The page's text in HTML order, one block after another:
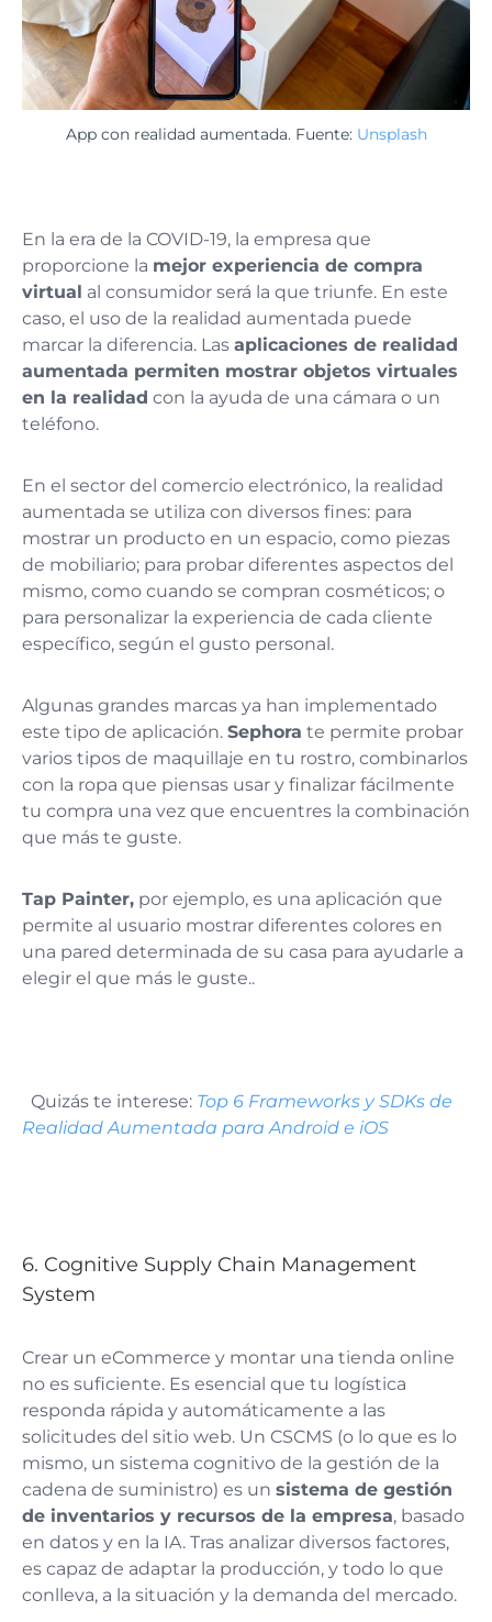
App con realidad aumentada. Fuente: Unsplash
En la era de la COVID-19, la empresa que
proporcione la mejor experiencia de compra
virtual al consumidor será la que triunfe. En este
caso, el uso de la realidad aumentada puede
marcar la diferencia. Las aplicaciones de realidad
aumentada permiten mostrar objetos virtuales
en la realidad con la ayuda de una cámara o un
teléfono.
En el sector del comercio electrónico, la realidad
aumentada se utiliza con diversos fines: para
mostrar un producto en un espacio, como piezas
de mobiliario; para probar diferentes aspectos del
mismo, como cuando se compran cosméticos; o
para personalizar la experiencia de cada cliente
específico, según el gusto personal.
Algunas grandes marcas ya han implementado
este tipo de aplicación. Sephora te permite probar
varios tipos de maquillaje en tu rostro, combinarlos
con la ropa que piensas usar y finalizar fácilmente
tu compra una vez que encuentres la combinación
que más te guste.
Tap Painter, por ejemplo, es una aplicación que
permite al usuario mostrar diferentes colores en
una pared determinada de su casa para ayudarle a
elegir el que más le guste..
Quizás te interese: Top 6 Frameworks y SDKs de
Realidad Aumentada para Android e iOS
6. Cognitive Supply Chain Management
System
Crear un eCommerce y montar una tienda online
no es suficiente. Es esencial que tu logística
responda rápida y automáticamente a las
solicitudes del sitio web. Un CSCMS (o lo que es lo
mismo, un sistema cognitivo de la gestión de la
cadena de suministro) es un sistema de gestión
de inventarios y recursos de la empresa, basado
en datos y en la IA. Tras analizar diversos factores,
es capaz de adaptar la producción, y todo lo que
conlleva, a la situación y la demanda del mercado.